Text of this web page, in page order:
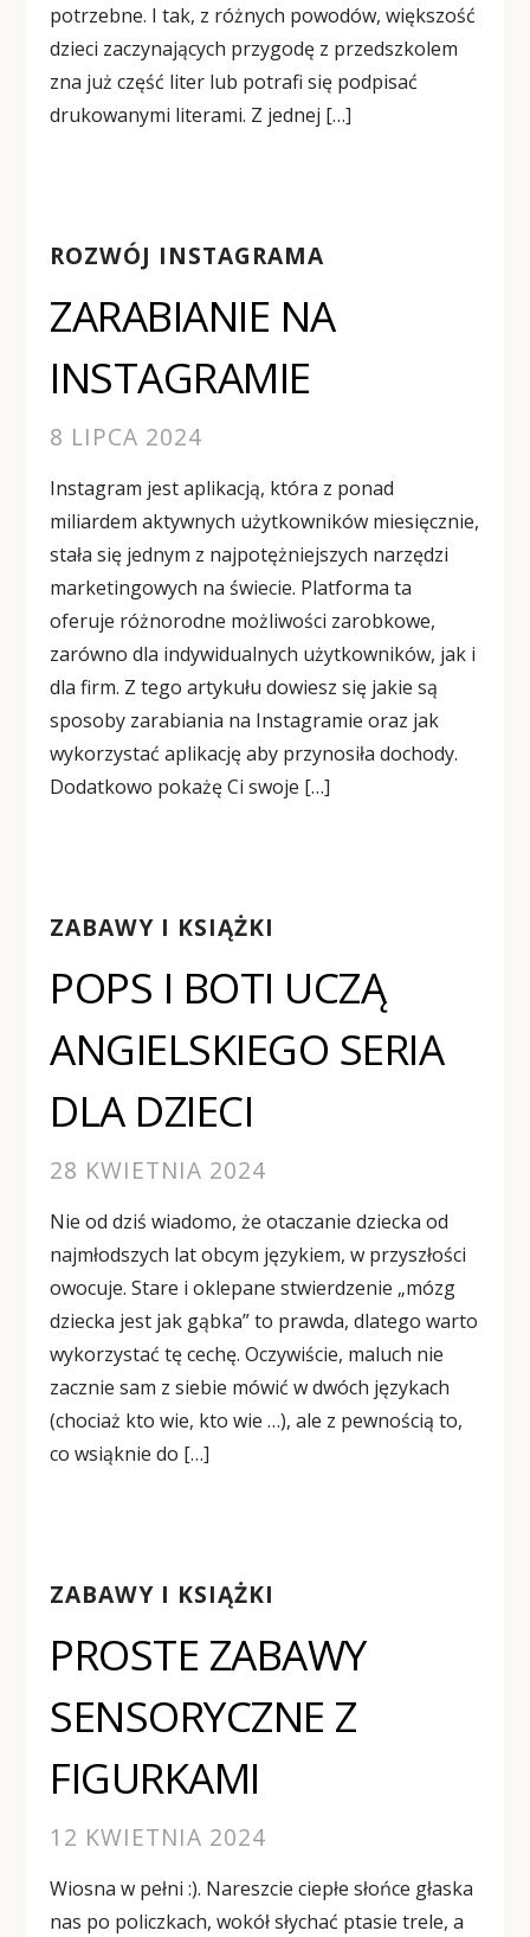
potrzebne. I tak, z różnych powodów, większość
dzieci zaczynających przygodę z przedszkolem
zna już część liter lub potrafi się podpisać
drukowanymi literami. Z jednej […]
ROZWÓJ INSTAGRAMA
ZARABIANIE NA
INSTAGRAMIE
8 LIPCA 2024
Instagram jest aplikacją, która z ponad
miliardem aktywnych użytkowników miesięcznie,
stała się jednym z najpotężniejszych narzędzi
marketingowych na świecie. Platforma ta
oferuje różnorodne możliwości zarobkowe,
zarówno dla indywidualnych użytkowników, jak i
dla firm. Z tego artykułu dowiesz się jakie są
sposoby zarabiania na Instagramie oraz jak
wykorzystać aplikację aby przynosiła dochody.
Dodatkowo pokażę Ci swoje […]
ZABAWY I KSIĄŻKI
POPS I BOTI UCZĄ
ANGIELSKIEGO SERIA
DLA DZIECI
28 KWIETNIA 2024
Nie od dziś wiadomo, że otaczanie dziecka od
najmłodszych lat obcym językiem, w przyszłości
owocuje. Stare i oklepane stwierdzenie „mózg
dziecka jest jak gąbka” to prawda, dlatego warto
wykorzystać tę cechę. Oczywiście, maluch nie
zacznie sam z siebie mówić w dwóch językach
(chociaż kto wie, kto wie …), ale z pewnością to,
co wsiąknie do […]
ZABAWY I KSIĄŻKI
PROSTE ZABAWY
SENSORYCZNE Z
FIGURKAMI
12 KWIETNIA 2024
Wiosna w pełni :). Nareszcie ciepłe słońce głaska
nas po policzkach, wokół słychać ptasie trele, a